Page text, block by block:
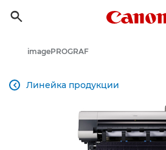

Поддержка продукции для бизнеса
imagePROGRAF
Линейка продукции
